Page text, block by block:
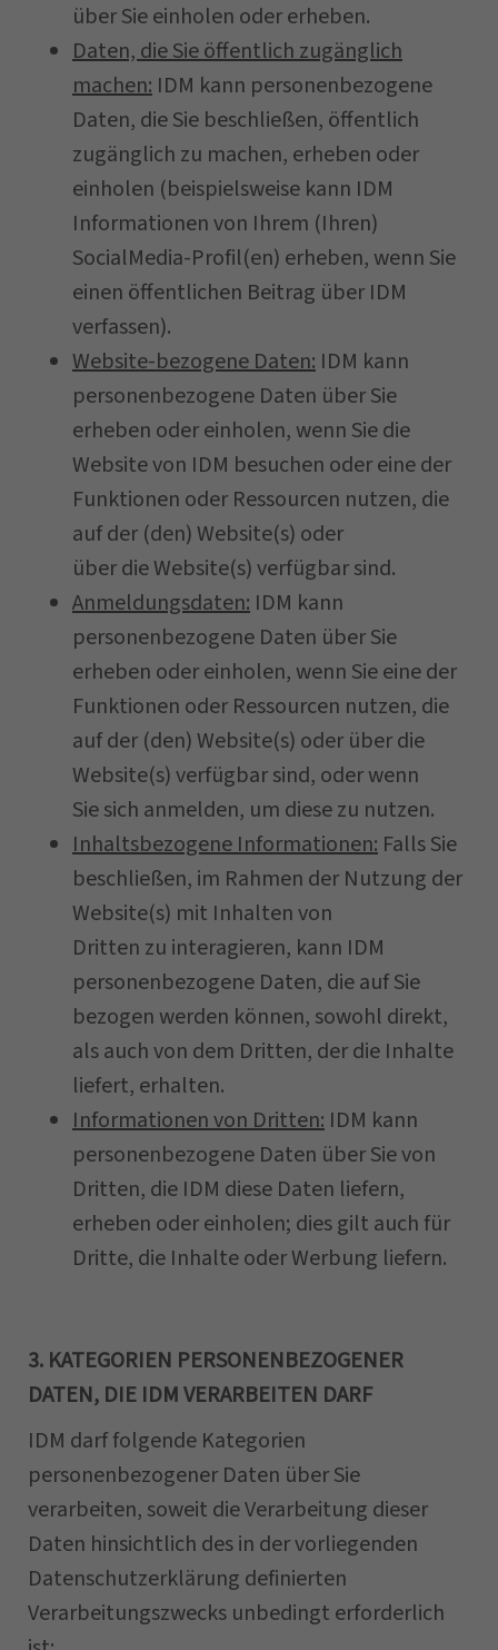
über Sie einholen oder erheben.
Daten, die Sie öffentlich zugänglich
machen: IDM kann personenbezogene
Daten, die Sie beschließen, öffentlich
zugänglich zu machen, erheben oder
einholen (beispielsweise kann IDM
Informationen von Ihrem (Ihren)
SocialMedia-Profil(en) erheben, wenn Sie
einen öffentlichen Beitrag über IDM
verfassen).
Website-bezogene Daten: IDM kann
personenbezogene Daten über Sie
erheben oder einholen, wenn Sie die
Website von IDM besuchen oder eine der
Funktionen oder Ressourcen nutzen, die
auf der (den) Website(s) oder
über die Website(s) verfügbar sind.
Anmeldungsdaten: IDM kann
personenbezogene Daten über Sie
erheben oder einholen, wenn Sie eine der
Funktionen oder Ressourcen nutzen, die
auf der (den) Website(s) oder über die
Website(s) verfügbar sind, oder wenn
Sie sich anmelden, um diese zu nutzen.
Inhaltsbezogene Informationen: Falls Sie
beschließen, im Rahmen der Nutzung der
Website(s) mit Inhalten von
Dritten zu interagieren, kann IDM
personenbezogene Daten, die auf Sie
bezogen werden können, sowohl direkt,
als auch von dem Dritten, der die Inhalte
liefert, erhalten.
Informationen von Dritten: IDM kann
personenbezogene Daten über Sie von
Dritten, die IDM diese Daten liefern,
erheben oder einholen; dies gilt auch für
Dritte, die Inhalte oder Werbung liefern.
3. KATEGORIEN PERSONENBEZOGENER
DATEN, DIE IDM VERARBEITEN DARF
IDM darf folgende Kategorien
personenbezogener Daten über Sie
verarbeiten, soweit die Verarbeitung dieser
Daten hinsichtlich des in der vorliegenden
Datenschutzerklärung definierten
Verarbeitungszwecks unbedingt erforderlich